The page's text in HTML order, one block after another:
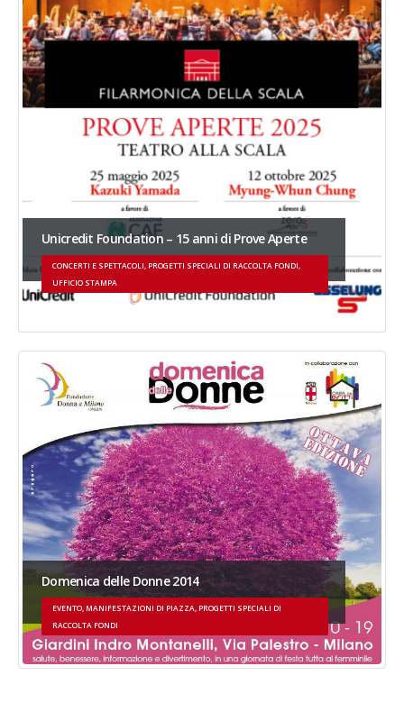
Unicredit Foundation – 15 anni di Prove Aperte
CONCERTI E SPETTACOLI, PROGETTI SPECIALI DI RACCOLTA FONDI,
UFFICIO STAMPA
Domenica delle Donne 2014
EVENTO, MANIFESTAZIONI DI PIAZZA, PROGETTI SPECIALI DI
RACCOLTA FONDI